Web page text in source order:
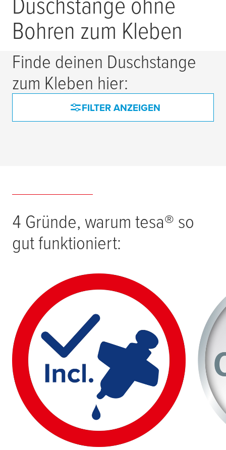
Bohren zum Kleben
Finde deinen Duschstange
zum Kleben hier:
FILTER ANZEIGEN
4 Gründe, warum tesa® so
gut funktioniert: